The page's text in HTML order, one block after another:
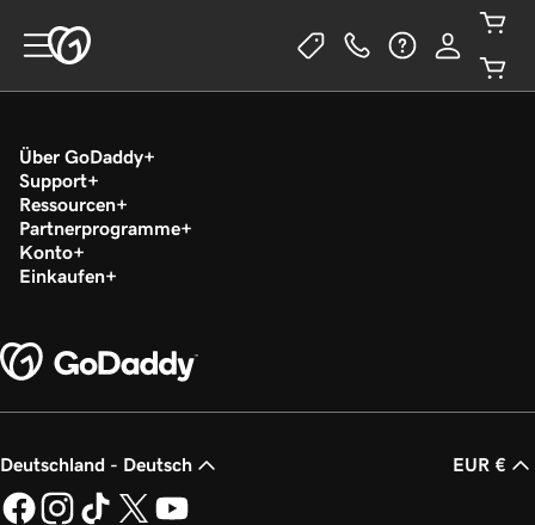
Über GoDaddy
Support
Ressourcen
Partnerprogramme
Konto
Einkaufen
Deutschland - Deutsch EUR €